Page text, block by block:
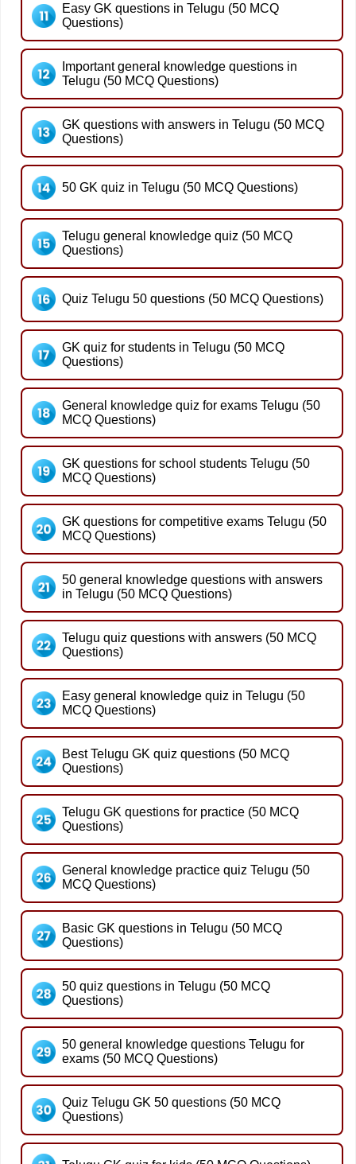
Easy GK questions in Telugu (50 MCQ
Questions)
Important general knowledge questions in
Telugu (50 MCQ Questions)
GK questions with answers in Telugu (50 MCQ
Questions)
50 GK quiz in Telugu (50 MCQ Questions)
Telugu general knowledge quiz (50 MCQ
Questions)
Quiz Telugu 50 questions (50 MCQ Questions)
GK quiz for students in Telugu (50 MCQ
Questions)
General knowledge quiz for exams Telugu (50
MCQ Questions)
GK questions for school students Telugu (50
MCQ Questions)
GK questions for competitive exams Telugu (50
MCQ Questions)
50 general knowledge questions with answers
in Telugu (50 MCQ Questions)
Telugu quiz questions with answers (50 MCQ
Questions)
Easy general knowledge quiz in Telugu (50
MCQ Questions)
Best Telugu GK quiz questions (50 MCQ
Questions)
Telugu GK questions for practice (50 MCQ
Questions)
General knowledge practice quiz Telugu (50
MCQ Questions)
Basic GK questions in Telugu (50 MCQ
Questions)
50 quiz questions in Telugu (50 MCQ
Questions)
50 general knowledge questions Telugu for
exams (50 MCQ Questions)
Quiz Telugu GK 50 questions (50 MCQ
Questions)